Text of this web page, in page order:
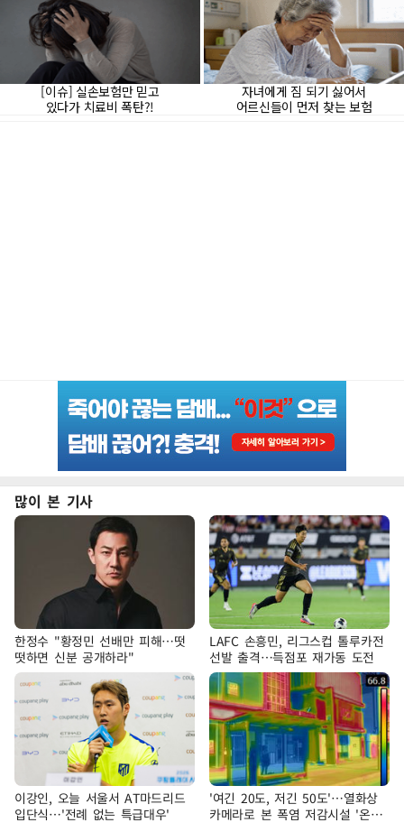
많이 본 기사
한정수 "황정민 선배만 피해…떳
떳하면 신분 공개하라"
LAFC 손흥민, 리그스컵 톨루카전
선발 출격…득점포 재가동 도전
이강인, 오늘 서울서 AT마드리드
입단식…'전례 없는 특급대우'
'여긴 20도, 저긴 50도'…열화상
카메라로 본 폭염 저감시설 '온도